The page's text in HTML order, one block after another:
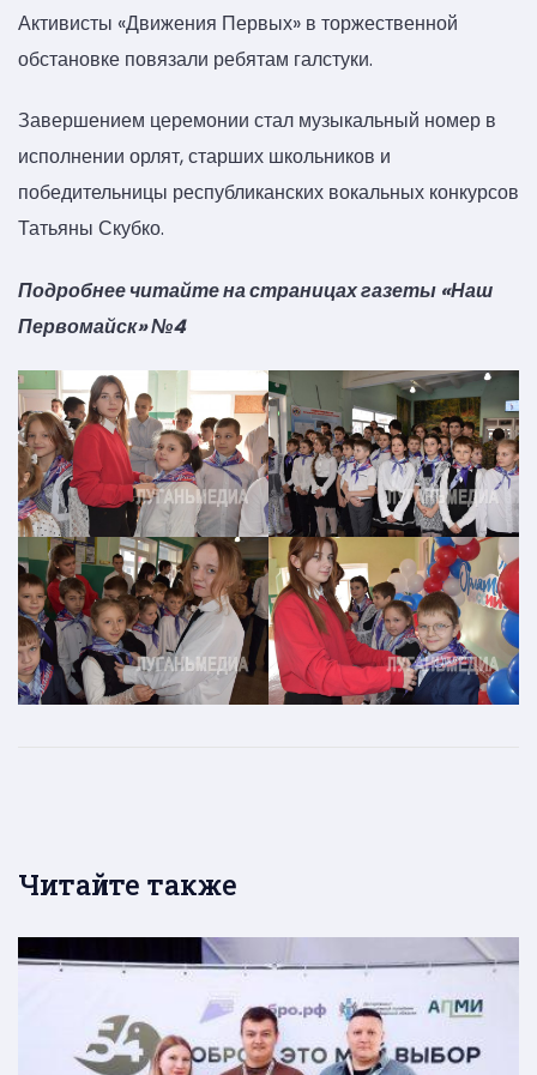
Активисты «Движения Первых» в торжественной
обстановке повязали ребятам галстуки.
Завершением церемонии стал музыкальный номер в
исполнении орлят, старших школьников и
победительницы республиканских вокальных конкурсов
Татьяны Скубко.
Подробнее читайте на страницах газеты «Наш
Первомайск» №4
Читайте также